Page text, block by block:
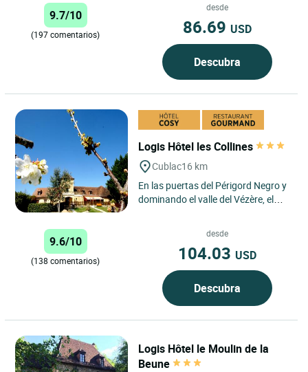
9.7/10
(197 comentarios)
desde
86.69 USD
Descubra
Logis Hôtel les Collines
Cublac16 km
En las puertas del Périgord Negro y
dominando el valle del Vézère, el
9.6/10
(138 comentarios)
desde
104.03 USD
Descubra
Logis Hôtel le Moulin de la
Beune